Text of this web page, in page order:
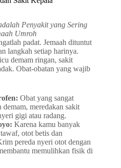
Penyakit yang Sering
Umroh
padat. Jemaah dituntut
langkah setiap harinya.
demam ringan, sakit
Obat-obatan yang wajib
Obat yang sangat
meredakan sakit
gigi atau radang.
Karena kamu banyak
otot betis dan
pereda nyeri otot dengan
memulihkan fisik di